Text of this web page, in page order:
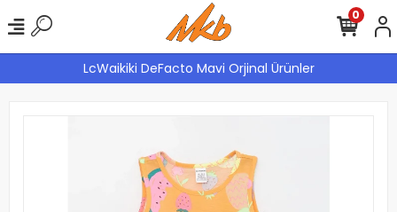
LcWaikiki DeFacto Mavi Orjinal Ürünler
0